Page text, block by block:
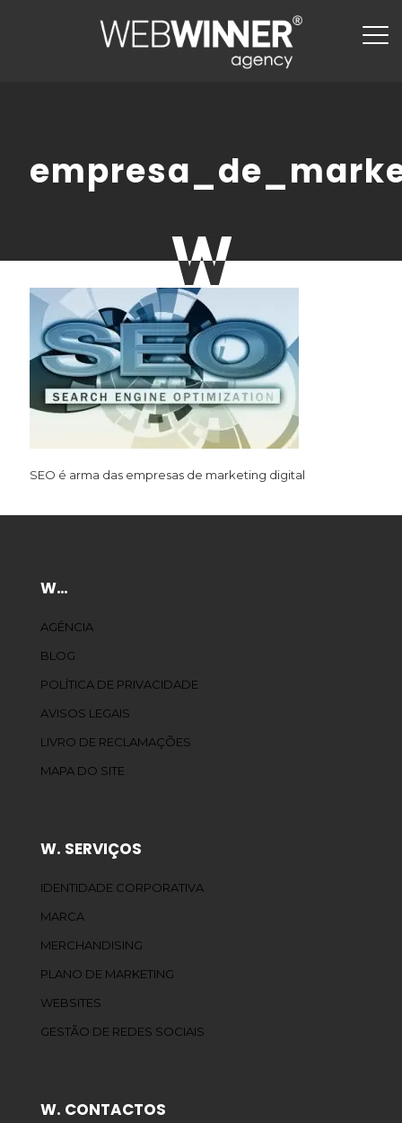
SEO é arma das empresas de marketing digital
W…
AGÊNCIA
BLOG
POLÍTICA DE PRIVACIDADE
AVISOS LEGAIS
LIVRO DE RECLAMAÇÕES
MAPA DO SITE
W. SERVIÇOS
IDENTIDADE CORPORATIVA
MARCA
MERCHANDISING
PLANO DE MARKETING
WEBSITES
GESTÃO DE REDES SOCIAIS
W. CONTACTOS